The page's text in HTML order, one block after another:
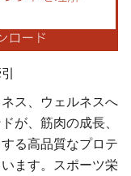
ス、ウェルネスへ
が、筋肉の成長、
る高品質なプロテ
ます。スポーツ栄